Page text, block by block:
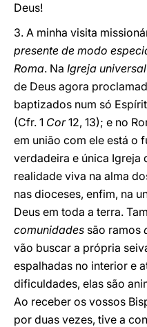
Deus!
3. A minha visita
presente de modo
Roma. Na Igreja universal
de Deus agora
baptizados num só
(Cfr. 1 Cor12, 13); e no
em união com ele está o
verdadeira e única Igreja
realidade viva na alma
nas dioceses, enfim, na
Deus em toda a terra.
comunidades são ramos
vão buscar a própria
espalhadas no interior e
dificuldades, elas são
Ao receber os vossos
por duas vezes, tive a